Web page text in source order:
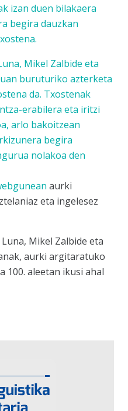
izan duen bilakaera
begira dauzkan
Mikel Zalbide eta
buruturiko azterketa
da. Txostenak
erabilera eta iritzi
arlo bakoitzean
begira
nolakoa den
aurki
eta ingelesez
Mikel Zalbide eta
aurki argitaratuko
100. aleetan ikusi ahal